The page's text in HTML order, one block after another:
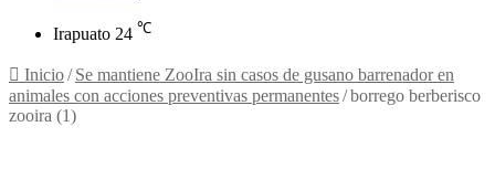
Irapuato 24 ℃
Inicio/ Se mantiene ZooIra sin casos de gusano barrenador en
animales con acciones preventivas permanentes/borrego berberisco
zooira (1)